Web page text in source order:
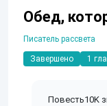
Обед,
Писатель рассвета
Завершено 1
Повесть10K